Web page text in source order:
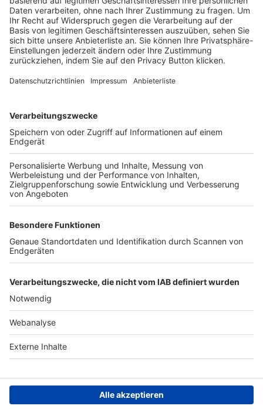
Trainerbörse
Login SpielPlus
FOLGE DEM BFV
TOP-VEREINE
TOP-PARTNER
Nutzungsbedingungen Datenschutz Impressum